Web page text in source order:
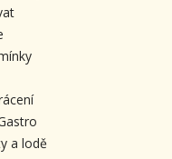
a lodě